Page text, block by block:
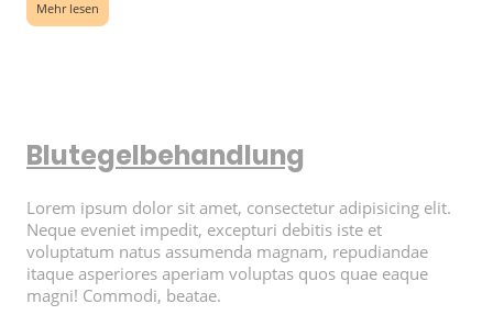
Mehr lesen
Blutegelbehandlung
Lorem ipsum dolor sit amet, consectetur adipisicing elit.
Neque eveniet impedit, excepturi debitis iste et
voluptatum natus assumenda magnam, repudiandae
itaque asperiores aperiam voluptas quos quae eaque
magni! Commodi, beatae.